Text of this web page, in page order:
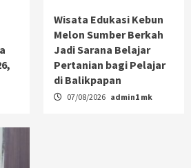
Wisata Edukasi Kebun
Melon Sumber Berkah
Jadi Sarana Belajar
Pertanian bagi Pelajar
di Balikpapan
07/08/2026 admin1 mk